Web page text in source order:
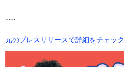
……
元のプレスリリースで詳細をチェック